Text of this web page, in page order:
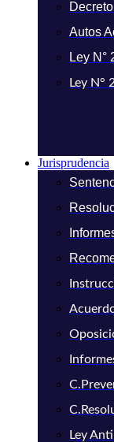
Autos
Ley N°
Ley N°
Jurisprudencia
Ley